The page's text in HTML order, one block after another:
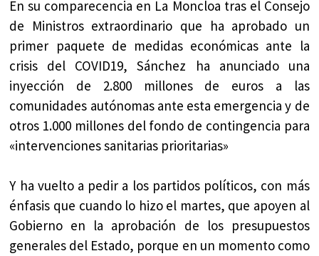
En su comparecencia en La Moncloa tras el Consejo
de Ministros extraordinario que ha aprobado un
primer paquete de medidas económicas ante la
crisis del COVID19, Sánchez ha anunciado una
inyección de 2.800 millones de euros a las
comunidades autónomas ante esta emergencia y de
otros 1.000 millones del fondo de contingencia para
«intervenciones sanitarias prioritarias»
Y ha vuelto a pedir a los partidos políticos, con más
énfasis que cuando lo hizo el martes, que apoyen al
Gobierno en la aprobación de los presupuestos
generales del Estado, porque en un momento como